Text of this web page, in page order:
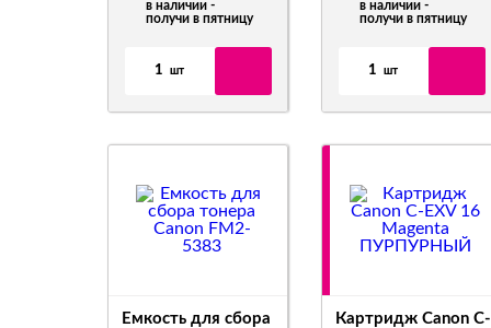
в наличии -
получи в пятницу
1 шт
в наличии -
получи в пятницу
1 шт
Емкость для сбора
Картридж Canon C-